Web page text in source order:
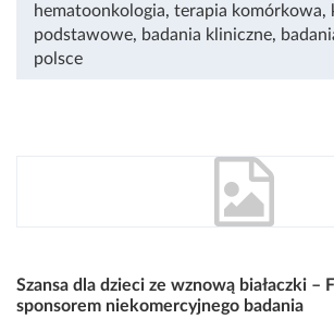
hematoonkologia, terapia komórkowa,
podstawowe, badania kliniczne,
polsce
Szansa dla dzieci ze wznową białaczki –
sponsorem niekomercyjnego badania